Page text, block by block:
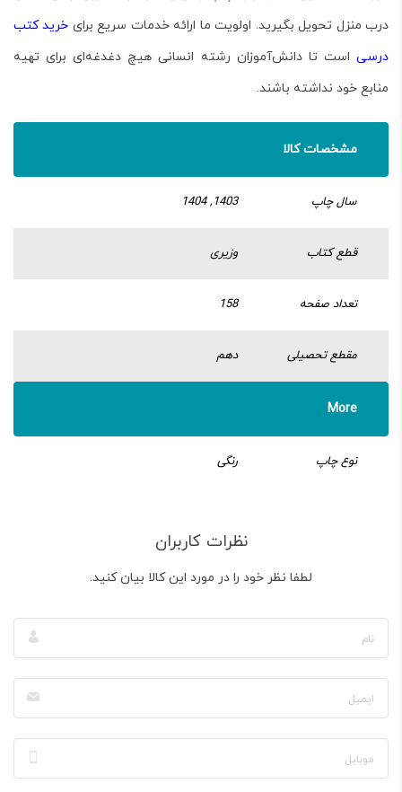
درب منزل تحویل بگیرید. اولویت ما ارائه خدمات سریع برای خرید کتب
درسی است تا دانش‌آموزان رشته انسانی هیچ دغدغه‌ای برای تهیه
منابع خود نداشته باشند.
مشخصات کالا
سال چاپ 1403, 1404
قطع کتاب وزیری
تعداد صفحه 158
مقطع تحصیلی دهم
More
نوع چاپ رنگی
نظرات کاربران
لطفا نظر خود را در مورد این کالا بیان کنید.